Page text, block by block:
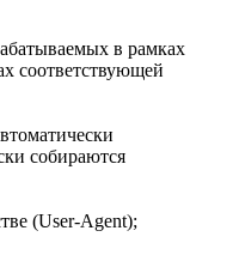
в рамках
соответствующей
собираются
(User-Agent);